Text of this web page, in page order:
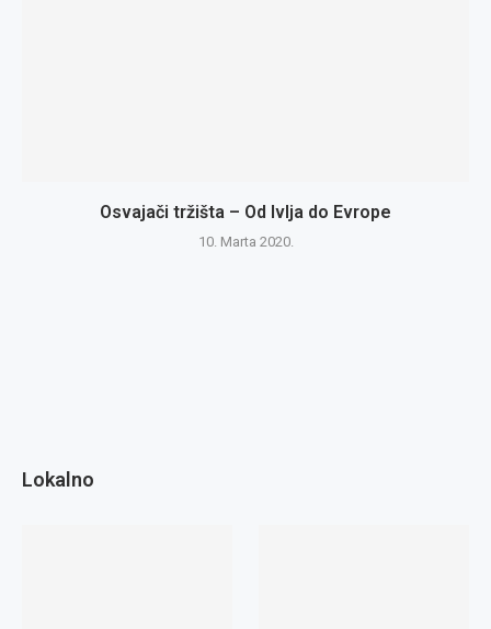
Osvajači tržišta – Od Ivlja do Evrope
10. Marta 2020.
Lokalno